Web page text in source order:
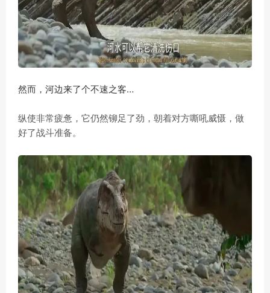
然而，河边来了个不速之客…
纵使非常疲惫，它仍然铆足了劲，朝着对方嘶吼威慑，做
好了战斗准备。